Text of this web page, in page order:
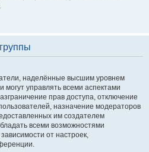
наделённые высшим уровнем
управлять всеми аспектами
прав доступа, отключение
назначение модераторов
им создателем
всеми возможностями
от настроек,